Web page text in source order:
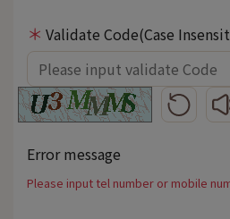
Validate Code(Case
更新圖
Error message
Please input tel number or mobile